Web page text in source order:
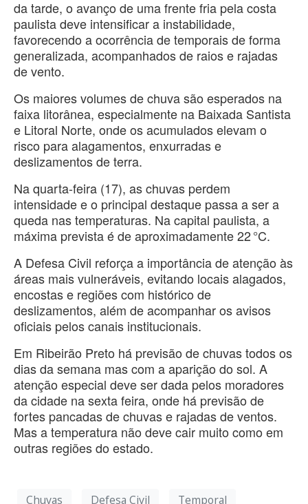
da tarde, o avanço de uma frente fria pela costa
paulista deve intensificar a instabilidade,
favorecendo a ocorrência de temporais de forma
generalizada, acompanhados de raios e rajadas
de vento.
Os maiores volumes de chuva são esperados na
faixa litorânea, especialmente na Baixada Santista
e Litoral Norte, onde os acumulados elevam o
risco para alagamentos, enxurradas e
deslizamentos de terra.
Na quarta-feira (17), as chuvas perdem
intensidade e o principal destaque passa a ser a
queda nas temperaturas. Na capital paulista, a
máxima prevista é de aproximadamente 22 °C.
A Defesa Civil reforça a importância de atenção às
áreas mais vulneráveis, evitando locais alagados,
encostas e regiões com histórico de
deslizamentos, além de acompanhar os avisos
oficiais pelos canais institucionais.
Em Ribeirão Preto há previsão de chuvas todos os
dias da semana mas com a aparição do sol. A
atenção especial deve ser dada pelos moradores
da cidade na sexta feira, onde há previsão de
fortes pancadas de chuvas e rajadas de ventos.
Mas a temperatura não deve cair muito como em
outras regiões do estado.
Chuvas Defesa Civil Temporal